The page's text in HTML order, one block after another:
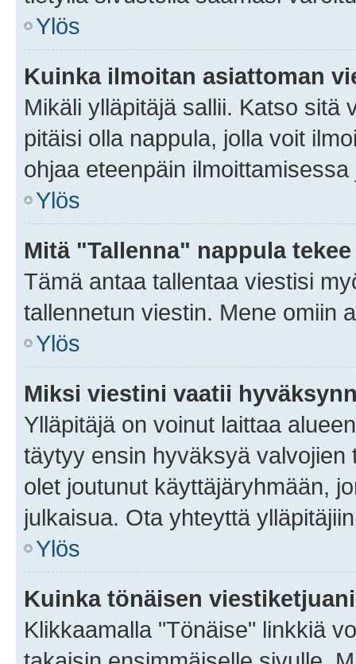
Ylös
Kuinka ilmoitan asiattoman
Mikäli ylläpitäjä sallii. Katso sitä
pitäisi olla nappula, jolla voit
ohjaa eteenpäin
Ylös
Mitä "Tallenna" nappula
Tämä antaa tallentaa viestisi
tallennetun viestin. Mene omiin
Ylös
Miksi viestini vaatii
Ylläpitäjä on voinut laittaa
täytyy ensin hyväksyä
olet joutunut käyttäjäryhmään,
julkaisua. Ota yhteyttä
Ylös
Kuinka tönäisen
Klikkaamalla "Tönäise" linkkiä